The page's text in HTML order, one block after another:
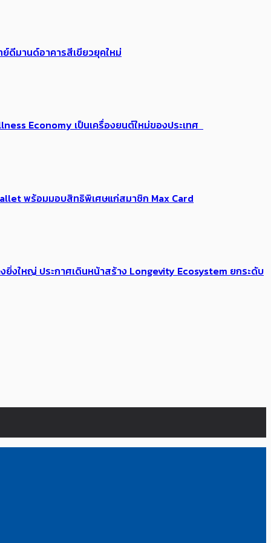
ย์ดีมานด์อาคารสีเขียวยุคใหม่
Economy เป็นเครื่องยนต์ใหม่ของประเทศ
พร้อมมอบสิทธิพิเศษแก่สมาชิก Max Card
งใหญ่ ประกาศเดินหน้าสร้าง Longevity Ecosystem ยกระดับ